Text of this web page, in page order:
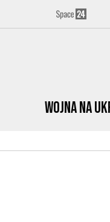
Wojna na